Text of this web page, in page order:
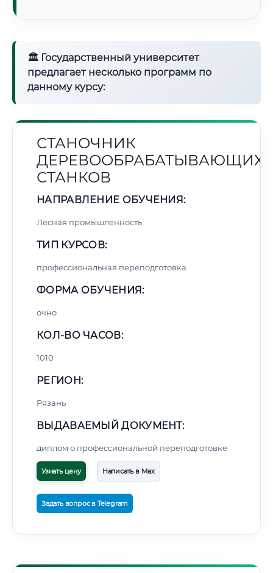
🏛 Государственный университет
предлагает несколько программ по
данному курсу:
СТАНОЧНИК
ДЕРЕВООБРАБАТЫВАЮЩИХ
СТАНКОВ
НАПРАВЛЕНИЕ ОБУЧЕНИЯ:
Лесная промышленность
ТИП КУРСОВ:
профессиональная переподготовка
ФОРМА ОБУЧЕНИЯ:
очно
КОЛ-ВО ЧАСОВ:
1010
РЕГИОН:
Рязань
ВЫДАВАЕМЫЙ ДОКУМЕНТ:
диплом о профессиональной переподготовке
Узнать цену Написать в Max
Задать вопрос в Telegram